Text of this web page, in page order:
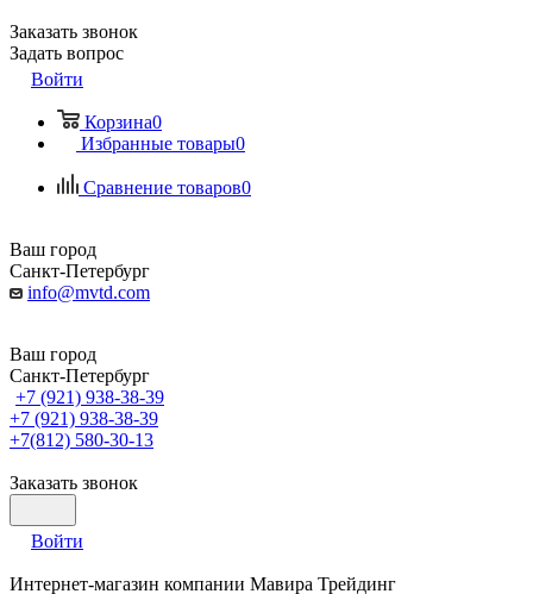
Заказать звонок
Задать вопрос
Войти
Корзина0
Избранные товары0
Сравнение товаров0
Ваш город
Санкт-Петербург
info@mvtd.com
Ваш город
Санкт-Петербург
+7 (921) 938-38-39
+7 (921) 938-38-39
+7(812) 580-30-13
Заказать звонок
Войти
Интернет-магазин компании Мавира Трейдинг